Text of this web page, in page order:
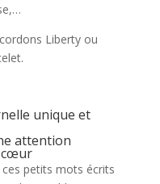
Liberty ou
unique et
attention
cœur
ces petits mots écrits